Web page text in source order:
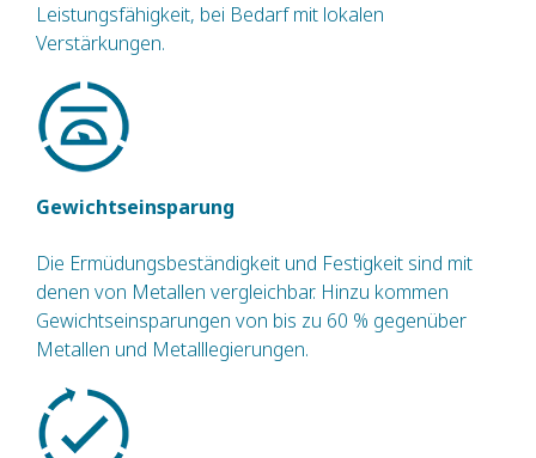
Leistungsfähigkeit, bei Bedarf mit lokalen
Verstärkungen.
Gewichtseinsparung
Die Ermüdungsbeständigkeit und Festigkeit sind mit
denen von Metallen vergleichbar. Hinzu kommen
Gewichtseinsparungen von bis zu 60 % gegenüber
Metallen und Metalllegierungen.